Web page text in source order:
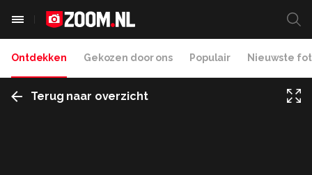
Ontdekken Gekozen door ons Populair Nieuwste
Terug naar overzicht